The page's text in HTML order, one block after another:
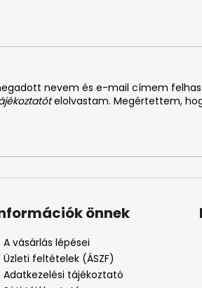
nevem és e-mail címem
elolvastam. Megértettem,
önnek
A vásárlás lépései
Üzleti feltételek (ÁSZF)
Adatkezelési tájékoztató